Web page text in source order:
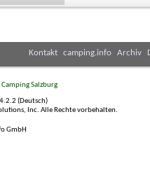
Kontakt camping.info Archiv
Camping Salzburg
(Deutsch)
Inc. Alle Rechte vorbehalten.
GmbH